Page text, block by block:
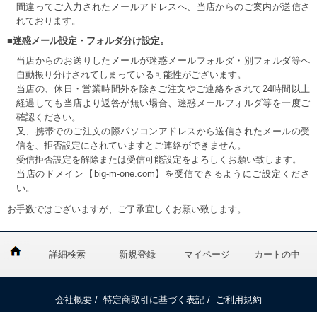
間違ってご入力されたメールアドレスへ、当店からのご案内が送信さ
れております。
■迷惑メール設定・フォルダ分け設定。
当店からのお送りしたメールが迷惑メールフォルダ・別フォルダ等へ
自動振り分けされてしまっている可能性がございます。
当店の、休日・営業時間外を除きご注文やご連絡をされて24時間以上
経過しても当店より返答が無い場合、迷惑メールフォルダ等を一度ご
確認ください。
又、携帯でのご注文の際パソコンアドレスから送信されたメールの受
信を、拒否設定にされていますとご連絡ができません。
受信拒否設定を解除または受信可能設定をよろしくお願い致します。
当店のドメイン【big-m-one.com】を受信できるようにご設定くださ
い。
お手数ではございますが、ご了承宜しくお願い致します。
詳細検索 新規登録 マイページ カートの中
会社概要 / 特定商取引に基づく表記 /
ご利用規約